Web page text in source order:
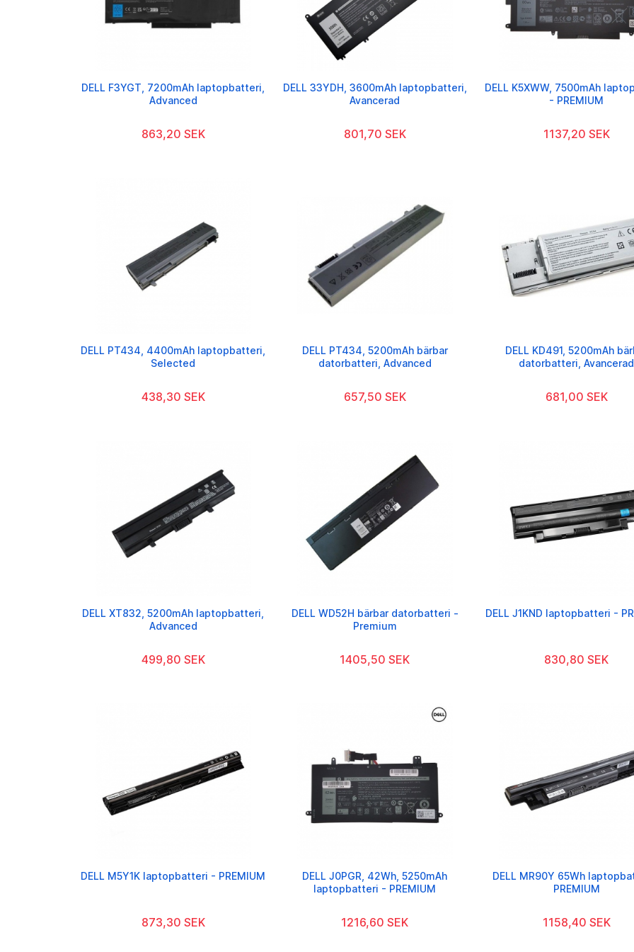
DELL F3YGT, 7200mAh laptopbatteri,
Advanced
863,20 SEK
DELL 33YDH, 3600mAh laptopbatteri,
Avancerad
801,70 SEK
DELL K5XWW, 7500mAh
- PREMIUM
1137,20 SEK
DELL PT434, 4400mAh laptopbatteri,
Selected
438,30 SEK
DELL PT434, 5200mAh bärbar
datorbatteri, Advanced
657,50 SEK
DELL KD491, 5200mAh
datorbatteri, Avancerad
681,00 SEK
DELL XT832, 5200mAh laptopbatteri,
Advanced
499,80 SEK
DELL WD52H bärbar datorbatteri -
Premium
1405,50 SEK
DELL J1KND laptopbatteri -
830,80 SEK
DELL M5Y1K laptopbatteri - PREMIUM
873,30 SEK
DELL J0PGR, 42Wh, 5250mAh
laptopbatteri - PREMIUM
1216,60 SEK
DELL MR90Y 65Wh
PREMIUM
1158,40 SEK